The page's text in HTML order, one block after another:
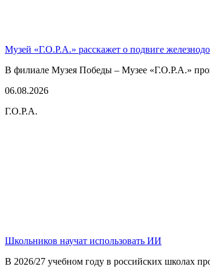
Музей «Г.О.Р.А.» расскажет о подвиге
В филиале Музея Победы – Музее «Г.О.Р.А.»
06.08.2026
Г.О.Р.А.
Школьников научат использовать ИИ
В 2026/27 учебном году в российских школах